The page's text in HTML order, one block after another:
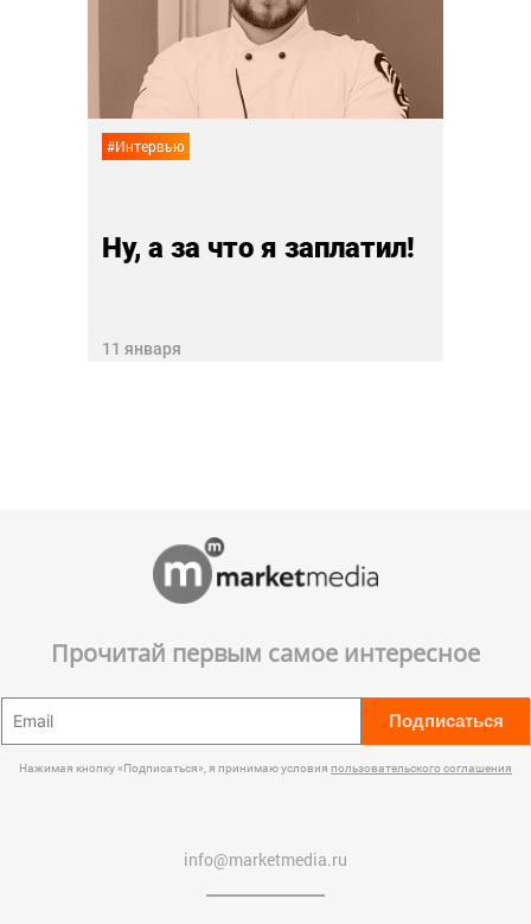
#Интервью
Ну, а за что я заплатил!
11 января
Прочитай первым самое интересное
Подписаться
Нажимая кнопку «Подписаться», я принимаю условия пользовательского соглашения
info@marketmedia.ru